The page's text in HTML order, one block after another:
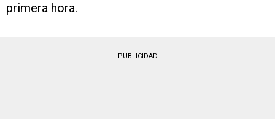
primera hora.
PUBLICIDAD